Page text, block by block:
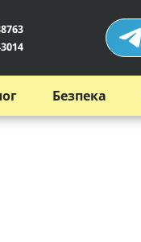
Безпека